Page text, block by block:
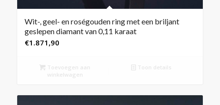
Wit-, geel- en roségouden ring met een briljant
geslepen diamant van 0,11 karaat
€1.871,90
Toevoegen aan
winkelwagen
Toon details